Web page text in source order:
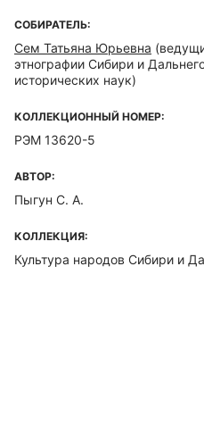
СОБИРАТЕЛЬ:
Сем Татьяна Юрьевна
этнографии Сибири и
исторических наук)
КОЛЛЕКЦИОННЫЙ НОМЕР:
РЭМ 13620-5
АВТОР:
Пыгун С. А.
КОЛЛЕКЦИЯ:
Культура народов Сибири и